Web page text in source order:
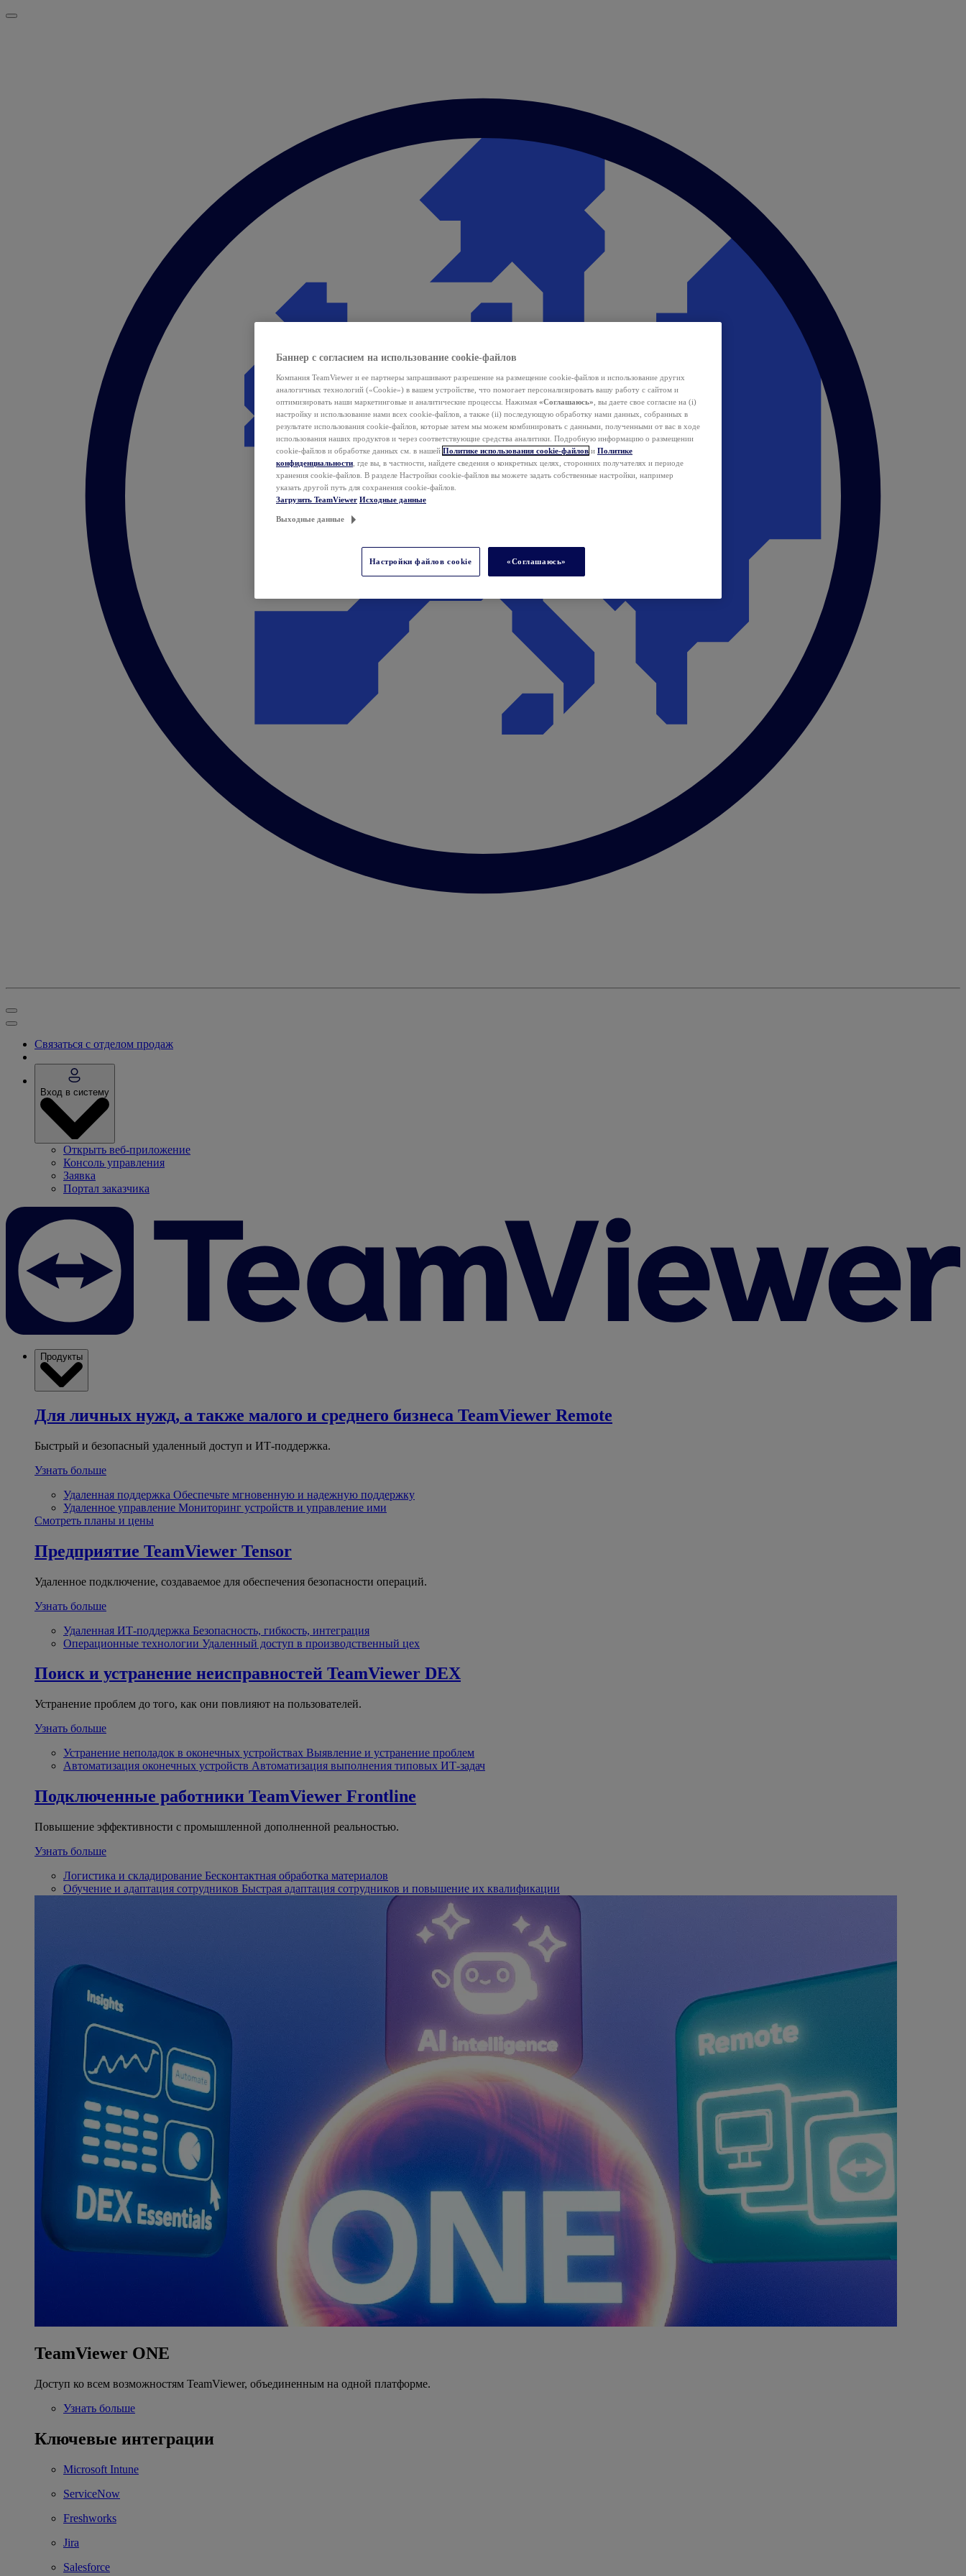
Связаться с отделом продаж
Вход в систему
Открыть веб-приложение
Консоль управления
Заявка
Портал заказчика
Продукты
Для личных нужд, а также малого и среднего бизнеса TeamViewer Remote
Быстрый и безопасный удаленный доступ и ИТ-поддержка.
Узнать больше
Удаленная поддержка Обеспечьте мгновенную и надежную поддержку
Удаленное управление Мониторинг устройств и управление ими
Смотреть планы и цены
Предприятие TeamViewer Tensor
Удаленное подключение, создаваемое для обеспечения безопасности операций.
Узнать больше
Удаленная ИТ-поддержка Безопасность, гибкость, интеграция
Операционные технологии Удаленный доступ в производственный цех
Поиск и устранение неисправностей TeamViewer DEX
Устранение проблем до того, как они повлияют на пользователей.
Узнать больше
Устранение неполадок в оконечных устройствах Выявление и устранение проблем
Автоматизация оконечных устройств Автоматизация выполнения типовых ИТ-задач
Подключенные работники TeamViewer Frontline
Повышение эффективности с промышленной дополненной реальностью.
Узнать больше
Логистика и складирование Бесконтактная обработка материалов
Обучение и адаптация сотрудников Быстрая адаптация сотрудников и повышение их квалификации
TeamViewer ONE
Доступ ко всем возможностям TeamViewer, объединенным на одной платформе.
Узнать больше
Ключевые интеграции
Microsoft Intune
ServiceNow
Freshworks
Jira
Salesforce
Баннер с согласием на использование cookie-файлов
Компания TeamViewer и ее партнеры запрашивают разрешение на размещение cookie-файлов и использование других
аналогичных технологий («Cookie») в вашем устройстве, что помогает персонализировать вашу работу с сайтом и
оптимизировать наши маркетинговые и аналитические процессы. Нажимая «Соглашаюсь» , вы даете свое согласие на (i)
настройку и использование нами всех cookie-файлов, а также (ii) последующую обработку нами данных, собранных в
результате использования cookie-файлов, которые затем мы можем комбинировать с данными, полученными от вас в ходе
использования наших продуктов и через соответствующие средства аналитики. Подробную информацию о размещении
cookie-файлов и обработке данных см. в нашей Политике использования cookie-файлов и Политике
конфиденциальности , где вы, в частности, найдете сведения о конкретных целях, сторонних получателях и периоде
хранения cookie-файлов. В разделе Настройки cookie-файлов вы можете задать собственные настройки, например
указать другой путь для сохранения cookie-файлов.
Загрузить TeamViewer Исходные данные
Выходные данные
Настройки файлов cookie «Соглашаюсь»